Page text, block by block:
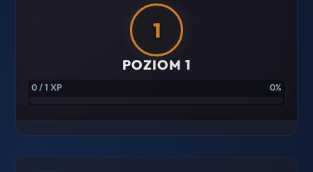
1
POZIOM 1
0 / 1 XP 0%